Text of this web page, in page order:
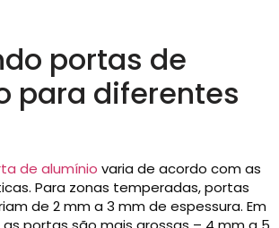
portas de
para diferentes
de alumínio varia de acordo com as
Para zonas temperadas, portas
de 2 mm a 3 mm de espessura. Em